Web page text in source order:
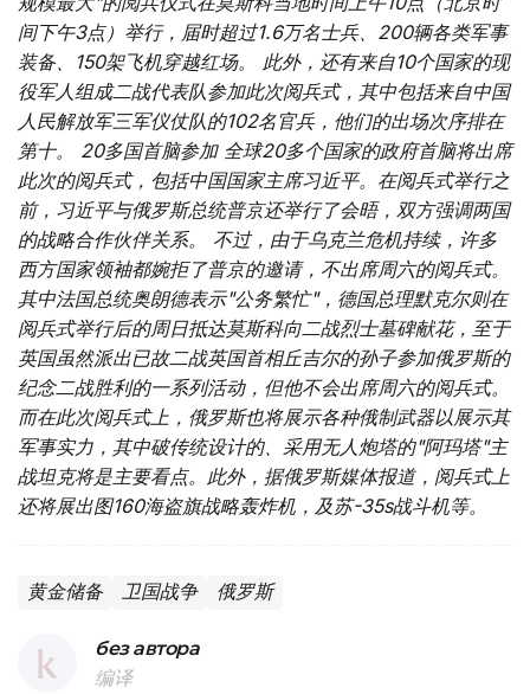
间下午3点）举行，届时超过1.6万名士兵、200辆各类军事
装备、150架飞机穿越红场。 此外，还有来自10个国家的现
役军人组成二战代表队参加此次阅兵式，其中包括来自中国
人民解放军三军仪仗队的102名官兵，他们的出场次序排在
第十。 20多国首脑参加 全球20多个国家的政府首脑将出席
此次的阅兵式，包括中国国家主席习近平。在阅兵式举行之
前，习近平与俄罗斯总统普京还举行了会晤，双方强调两国
的战略合作伙伴关系。 不过，由于乌克兰危机持续，许多
西方国家领袖都婉拒了普京的邀请，不出席周六的阅兵式。
其中法国总统奥朗德表示"公务繁忙"，德国总理默克尔则在
阅兵式举行后的周日抵达莫斯科向二战烈士墓碑献花，至于
英国虽然派出已故二战英国首相丘吉尔的孙子参加俄罗斯的
纪念二战胜利的一系列活动，但他不会出席周六的阅兵式。
而在此次阅兵式上，俄罗斯也将展示各种俄制武器以展示其
军事实力，其中破传统设计的、采用无人炮塔的"阿玛塔"主
战坦克将是主要看点。此外，据俄罗斯媒体报道，阅兵式上
还将展出图160海盗旗战略轰炸机，及苏-35s战斗机等。
黄金储备 卫国战争 俄罗斯
без автора
编译